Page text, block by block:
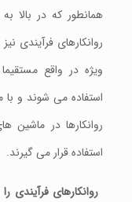
همانطور که در بالا
روانکارهای فرآیندی
ویژه در واقع
استفاده می شوند و
روانکارها در
استفاده قرار می گیرند.
روانکارهای فرآیندی را